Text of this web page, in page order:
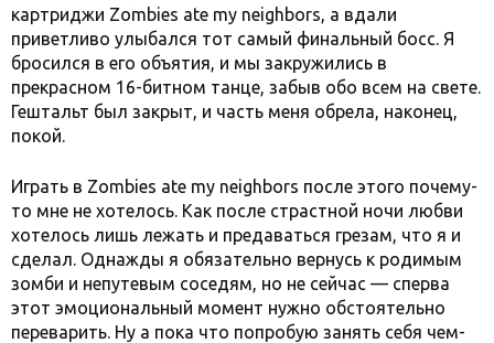
картриджи Zombies ate my neighbors, а вдали
приветливо улыбался тот самый финальный босс. Я
бросился в его объятия, и мы закружились в
прекрасном 16-битном танце, забыв обо всем на свете.
Гештальт был закрыт, и часть меня обрела, наконец,
покой.
Играть в Zombies ate my neighbors после этого почему-
то мне не хотелось. Как после страстной ночи любви
хотелось лишь лежать и предаваться грезам, что я и
сделал. Однажды я обязательно вернусь к родимым
зомби и непутевым соседям, но не сейчас — сперва
этот эмоциональный момент нужно обстоятельно
переварить. Ну а пока что попробую занять себя чем-